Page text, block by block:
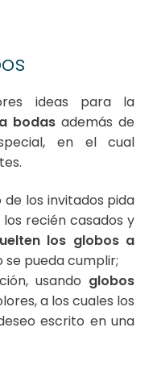
ideas para la
bodas además de
en el cual
de los invitados pida
recién casados y
los globos a
se pueda cumplir;
usando globos
a los cuales los
escrito en una